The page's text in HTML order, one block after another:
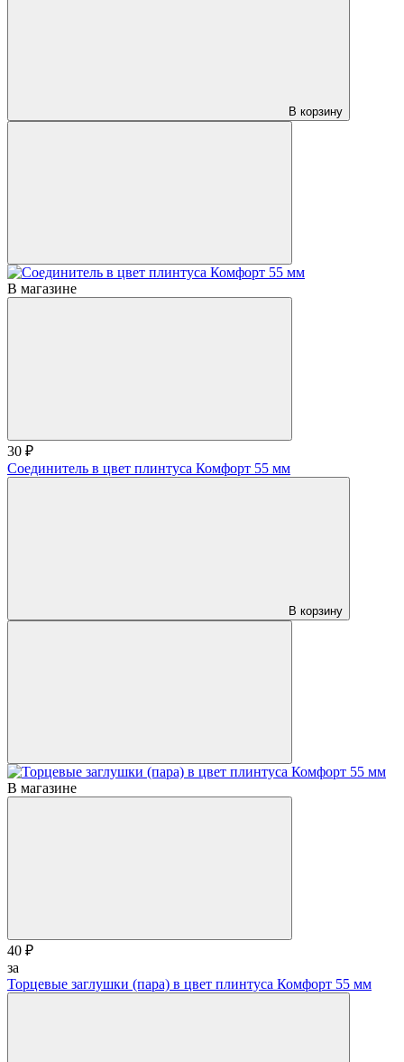
В корзину
В магазине
30 ₽
Соединитель в цвет плинтуса Комфорт 55 мм
В корзину
В магазине
40 ₽
за
Торцевые заглушки (пара) в цвет плинтуса Комфорт 55 мм